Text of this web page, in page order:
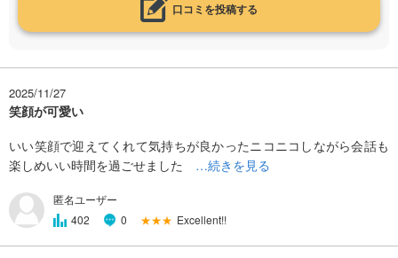
口コミを投稿する
2025/11/27
笑顔が可愛い
いい笑顔で迎えてくれて気持ちが良かったニコニコしながら会話も
楽しめいい時間を過ごせました …続きを見る
匿名ユーザー
402
0 ★★★ Excellent!!